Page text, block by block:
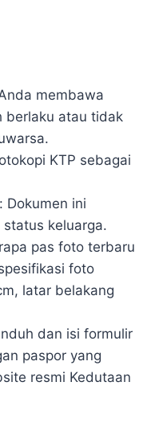
membawa
berlaku atau tidak
KTP sebagai
Dokumen ini
keluarga.
pas foto terbaru
foto
latar belakang
dan isi formulir
paspor yang
resmi Kedutaan